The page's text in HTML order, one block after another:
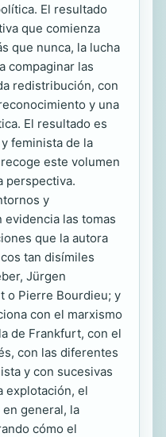
El resultado
que comienza
que nunca, la lucha
compaginar las
redistribución, con
y una
El resultado es
feminista de la
este volumen
perspectiva.
y
evidencia las tomas
que la autora
tan disímiles
Jürgen
o Pierre Bourdieu; y
con el marxismo
de Frankfurt, con el
con las diferentes
y con sucesivas
explotación, el
general, la
cómo el